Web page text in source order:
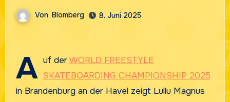
Von Blomberg 8. Juni 2025
A uf derWORLD FREESTYLE
SKATEBOARDING CHAMPIONSHIP 2025
in Brandenburg an der Havel zeigt Lullu Magnus